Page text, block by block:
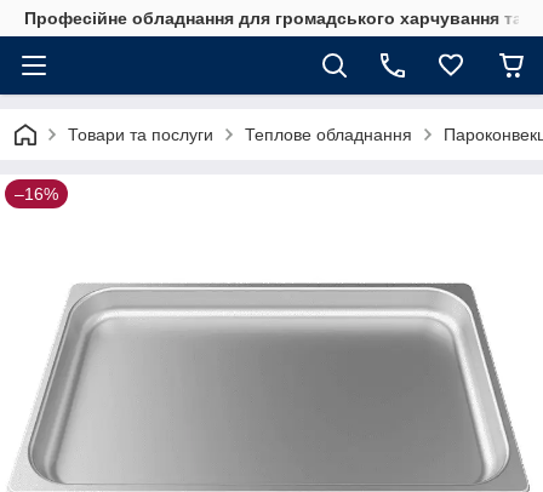
Професійне обладнання для громадського харчування та
Товари та послуги Теплове обладнання
–16%